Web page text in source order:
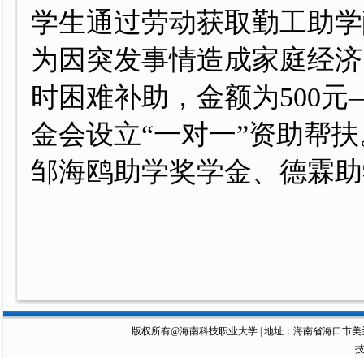
学生通过劳动获取勤工助
为因突发事情造成家庭经
时困难补助，金额为500
金会设立“一对一”资助帮
邹海鸥助学奖学金、德霖
版权所有@海南科技职业大学 | 地址：海南省海口市